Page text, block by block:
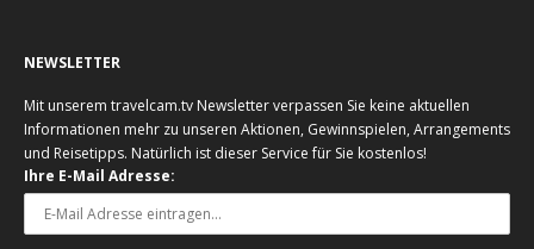
NEWSLETTER
Mit unserem travelcam.tv Newsletter verpassen Sie keine aktuellen
Informationen mehr zu unseren Aktionen, Gewinnspielen, Arrangements
und Reisetipps. Natürlich ist dieser Service für Sie kostenlos!
Ihre E-Mail Adresse: